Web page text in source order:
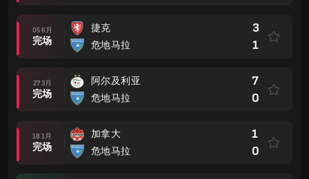
05 6月
完场
捷克
危地马拉
3
1
27 3月
完场
阿尔及利亚
危地马拉
7
0
18 1月
完场
加拿大
危地马拉
1
0